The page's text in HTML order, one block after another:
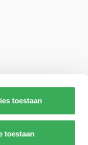
toestaan
toestaan